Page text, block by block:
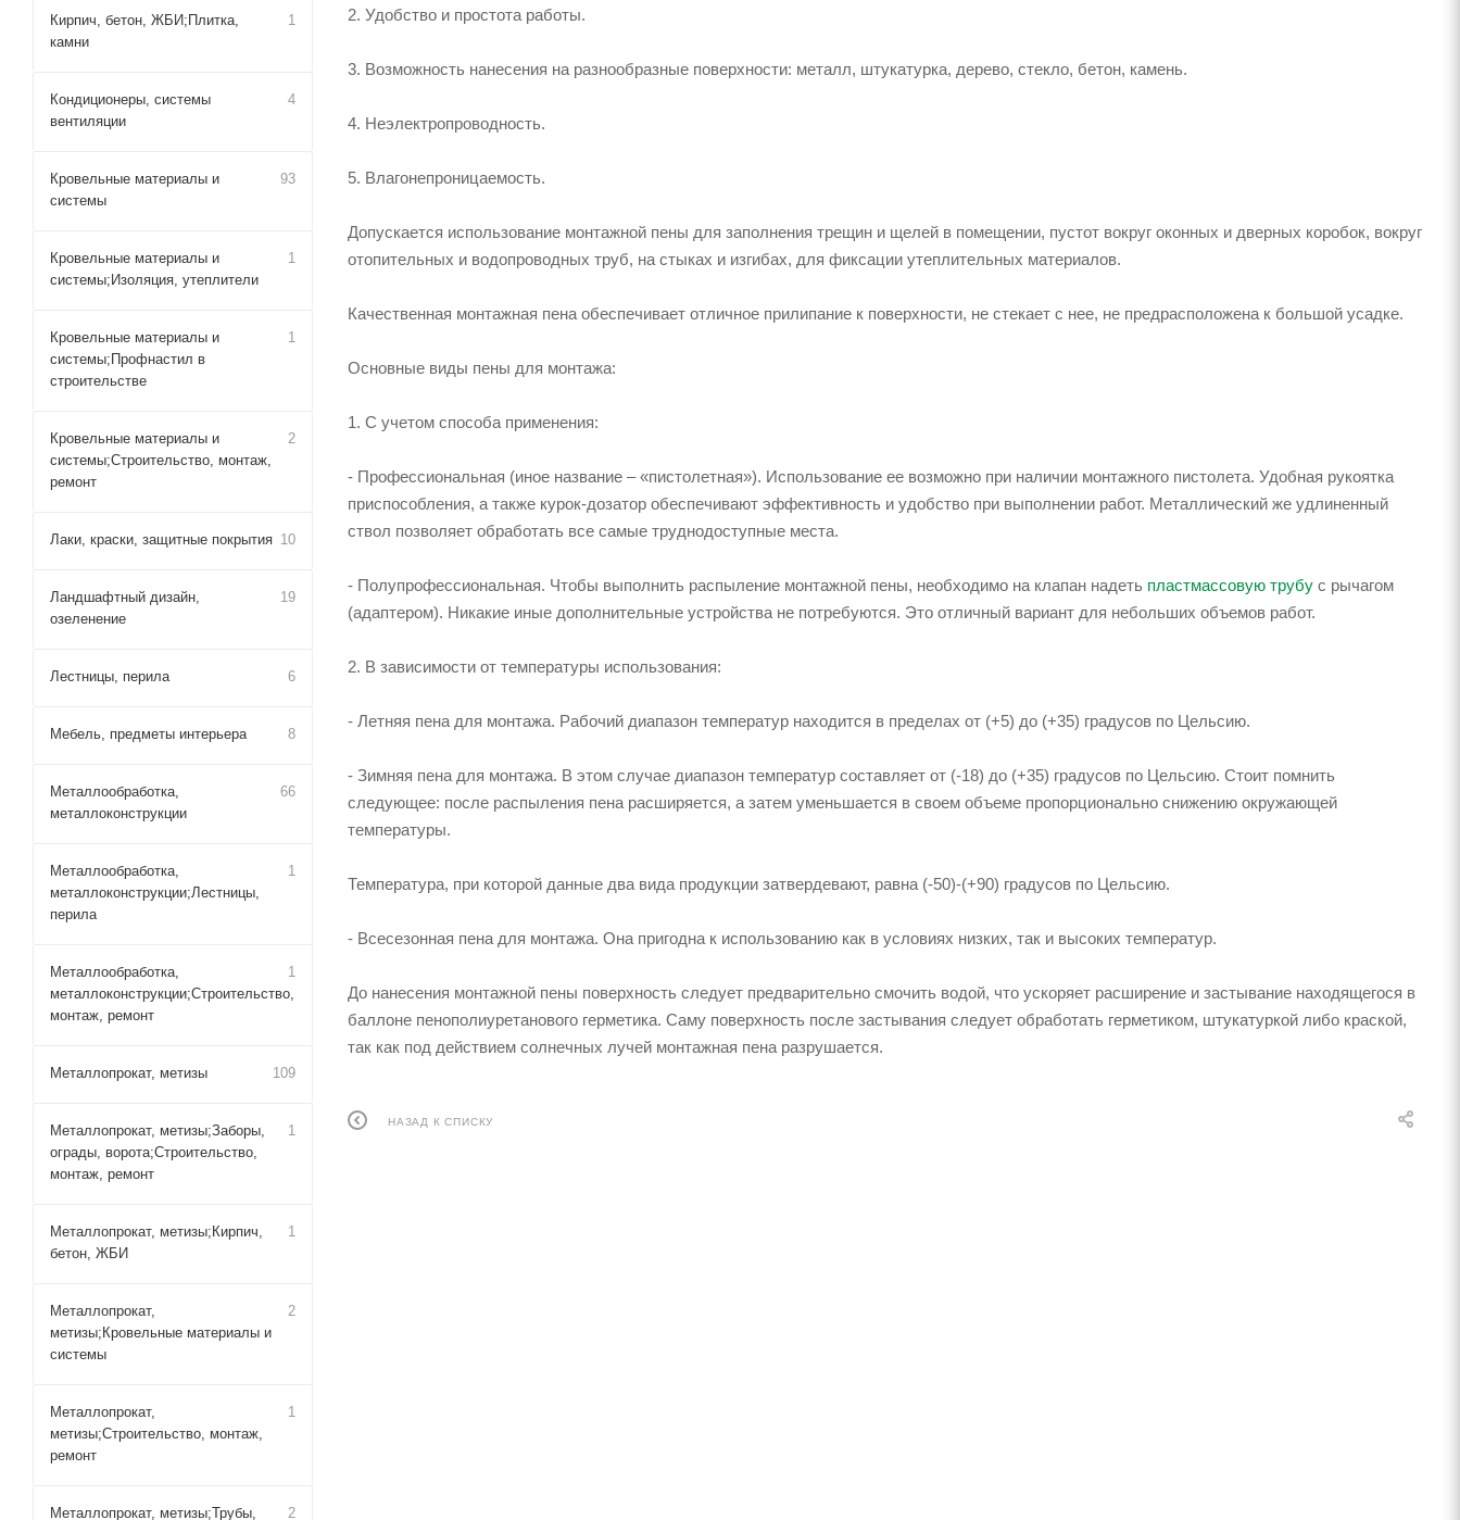
2. Удобство и простота работы.
3. Возможность нанесения на разнообразные поверхности: металл, штукатурка, дерево, стекло, бетон, камень.
4. Неэлектропроводность.
5. Влагонепроницаемость.
Допускается использование монтажной пены для заполнения трещин и щелей в помещении, пустот вокруг оконных и дверных коробок, вокруг
отопительных и водопроводных труб, на стыках и изгибах, для фиксации утеплительных материалов.
Качественная монтажная пена обеспечивает отличное прилипание к поверхности, не стекает с нее, не предрасположена к большой усадке.
Основные виды пены для монтажа:
1. С учетом способа применения:
- Профессиональная (иное название – «пистолетная»). Использование ее возможно при наличии монтажного пистолета. Удобная рукоятка
приспособления, а также курок-дозатор обеспечивают эффективность и удобство при выполнении работ. Металлический же удлиненный
ствол позволяет обработать все самые труднодоступные места.
- Полупрофессиональная. Чтобы выполнить распыление монтажной пены, необходимо на клапан надеть пластмассовую трубу с рычагом
(адаптером). Никакие иные дополнительные устройства не потребуются. Это отличный вариант для небольших объемов работ.
2. В зависимости от температуры использования:
- Летняя пена для монтажа. Рабочий диапазон температур находится в пределах от (+5) до (+35) градусов по Цельсию.
- Зимняя пена для монтажа. В этом случае диапазон температур составляет от (-18) до (+35) градусов по Цельсию. Стоит помнить
следующее: после распыления пена расширяется, а затем уменьшается в своем объеме пропорционально снижению окружающей
температуры.
Температура, при которой данные два вида продукции затвердевают, равна (-50)-(+90) градусов по Цельсию.
- Всесезонная пена для монтажа. Она пригодна к использованию как в условиях низких, так и высоких температур.
До нанесения монтажной пены поверхность следует предварительно смочить водой, что ускоряет расширение и застывание находящегося в
баллоне пенополиуретанового герметика. Саму поверхность после застывания следует обработать герметиком, штукатуркой либо краской,
так как под действием солнечных лучей монтажная пена разрушается.
НАЗАД К СПИСКУ
Кирпич, бетон, ЖБИ;Плитка,
камни
1
Кондиционеры, системы
вентиляции
4
Кровельные материалы и
системы
93
Кровельные материалы и
системы;Изоляция, утеплители
1
Кровельные материалы и
системы;Профнастил в
строительстве
1
Кровельные материалы и
системы;Строительство, монтаж,
ремонт
2
Лаки, краски, защитные покрытия 10
Ландшафтный дизайн,
озеленение
19
Лестницы, перила 6
Мебель, предметы интерьера 8
Металлообработка,
металлоконструкции
66
Металлообработка,
металлоконструкции;Лестницы,
перила
1
Металлообработка,
металлоконструкции;Строительство,
монтаж, ремонт
1
Металлопрокат, метизы 109
Металлопрокат, метизы;Заборы,
ограды, ворота;Строительство,
монтаж, ремонт
1
Металлопрокат, метизы;Кирпич,
бетон, ЖБИ
1
Металлопрокат,
метизы;Кровельные материалы и
системы
2
Металлопрокат,
метизы;Строительство, монтаж,
ремонт
1
Металлопрокат, метизы;Трубы,
2